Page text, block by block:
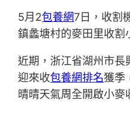
5月2包養網7日，收割
鎮蠡塘村的麥田里收割
近期，浙江省湖州市長
迎來收包養網排名獲季
晴晴天氣周全開啟小麥